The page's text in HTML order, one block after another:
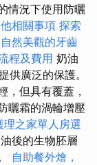
情況下使用防曬
相關事項 探索
然美觀的牙齒
程及費用 奶油
供廣泛的保護。
，但具有覆蓋，
曬霜的渦輪增壓
理之家單人房選
後的生物胚層
自助餐外燴，